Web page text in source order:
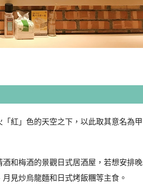
紅」色的天空之下，以此取其意名為甲
和梅酒的景觀日式居酒屋，若想安排晚
見炒烏龍麵和日式烤飯糰等主食。